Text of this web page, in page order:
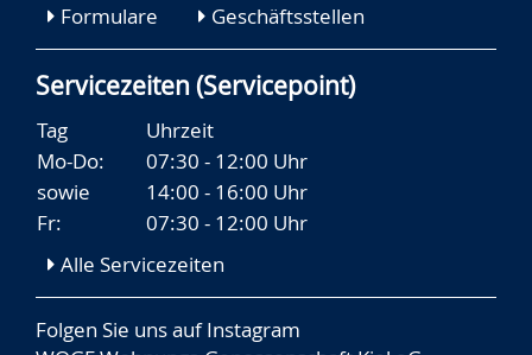
Formulare Geschäftsstellen
Servicezeiten (Servicepoint)
Tag
Uhrzeit
Mo-Do:
07:30 - 12:00 Uhr
sowie
14:00 - 16:00 Uhr
Fr:
07:30 - 12:00 Uhr
Alle Servicezeiten
Folgen Sie uns aufInstagram